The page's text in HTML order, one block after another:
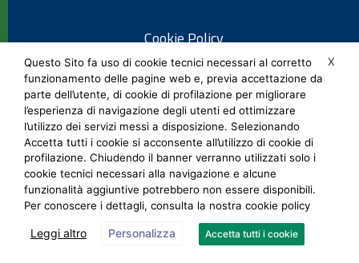
Cookie Policy
Informativa privacy
Note legali
Social Media Policy
X
Questo Sito fa uso di cookie tecnici necessari al corretto
funzionamento delle pagine web e, previa accettazione da
parte dell’utente, di cookie di profilazione per migliorare
l’esperienza di navigazione degli utenti ed ottimizzare
l’utilizzo dei servizi messi a disposizione. Selezionando
Accetta tutti i cookie si acconsente all’utilizzo di cookie di
profilazione. Chiudendo il banner verranno utilizzati solo i
cookie tecnici necessari alla navigazione e alcune
funzionalità aggiuntive potrebbero non essere disponibili.
Per conoscere i dettagli, consulta la nostra cookie policy
Leggi altro Personalizza Accetta tutti i cookie